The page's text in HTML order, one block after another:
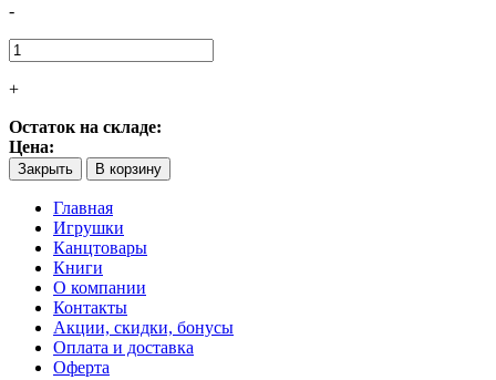
-
+
Остаток на складе:
Цена:
Закрыть В корзину
Главная
Игрушки
Канцтовары
Книги
О компании
Контакты
Акции, скидки, бонусы
Оплата и доставка
Оферта